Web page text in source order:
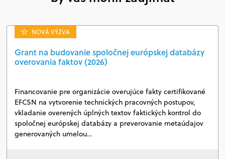
NOVÁ VÝZVA
Grant na budovanie spoločnej európskej databázy
overovania faktov (2026)
Financovanie pre organizácie overujúce fakty certifikované
EFCSN na vytvorenie technických pracovných postupov,
vkladanie overených úplných textov faktických kontrol do
spoločnej európskej databázy a preverovanie metaúdajov
generovaných umelou…